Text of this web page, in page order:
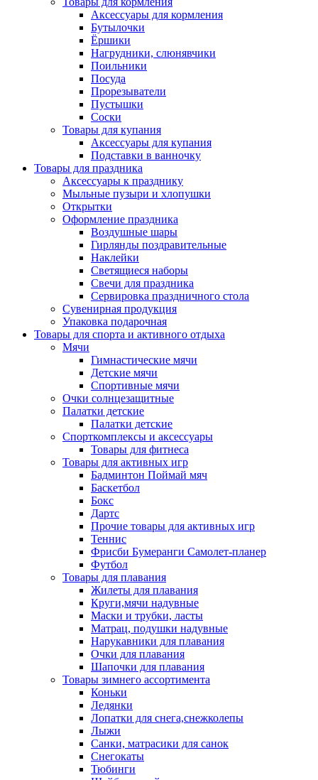
Аксессуары для кормления
Бутылочки
Ёршики
Нагрудники, слюнявчики
Поильники
Посуда
Прорезыватели
Пустышки
Соски
Товары для купания
Аксессуары для купания
Подставки в ванночку
Товары для праздника
Аксессуары к празднику
Мыльные пузыри и хлопушки
Открытки
Оформление праздника
Воздушные шары
Гирлянды поздравительные
Наклейки
Светящиеся наборы
Свечи для праздника
Сервировка праздничного стола
Сувенирная продукция
Упаковка подарочная
Товары для спорта и активного отдыха
Мячи
Гимнастические мячи
Детские мячи
Спортивные мячи
Очки солнцезащитные
Палатки детские
Палатки детские
Спорткомплексы и аксессуары
Товары для фитнеса
Товары для активных игр
Бадминтон Поймай мяч
Баскетбол
Бокс
Дартс
Прочие товары для активных игр
Теннис
Фрисби Бумеранги Самолет-планер
Футбол
Товары для плавания
Жилеты для плавания
Круги,мячи надувные
Маски и трубки, ласты
Матрац, подушки надувные
Нарукавники для плавания
Очки для плавания
Шапочки для плавания
Товары зимнего ассортимента
Коньки
Ледянки
Лопатки для снега,снежколепы
Лыжи
Санки, матрасики для санок
Снегокаты
Тюбинги